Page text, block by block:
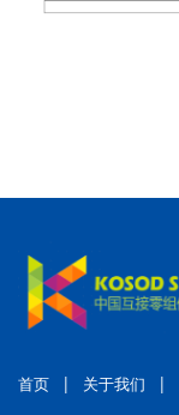
首页 | 关于我们 |